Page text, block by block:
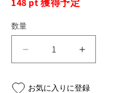
148 pt 獲得予定
数量
ロ
ダ
ロ
お気に入りに登録